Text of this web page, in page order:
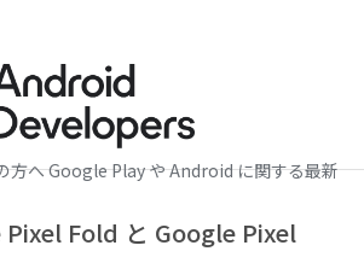
方へ Google Play や Android に関する最新
Fold と Google Pixel